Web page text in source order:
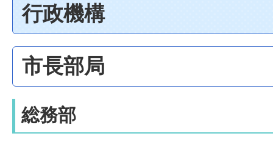
行政機構
市長部局
総務部